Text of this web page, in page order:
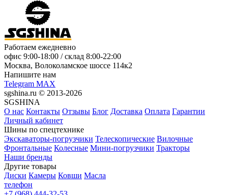
Работаем ежедневно
офис 9:00-18:00 / склад 8:00-22:00
Москва, Волоколамское шоссе 114к2
Напишите нам
Telegram MAX
sgshina.ru © 2013-2026
SGSHINA
О нас Контакты Отзывы Блог Доставка Оплата Гарантии
Личный кабинет
Шины по спецтехнике
Экскаваторы-погрузчики Телескопические Вилочные
Фронтальные Колесные Мини-погрузчики Тракторы
Наши бренды
Другие товары
Диски Камеры Ковши Масла
телефон